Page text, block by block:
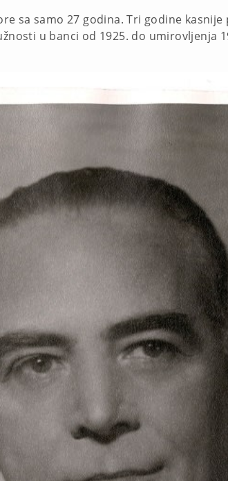
sa samo 27 godina. Tri godine
u banci od 1925. do umirovljenja